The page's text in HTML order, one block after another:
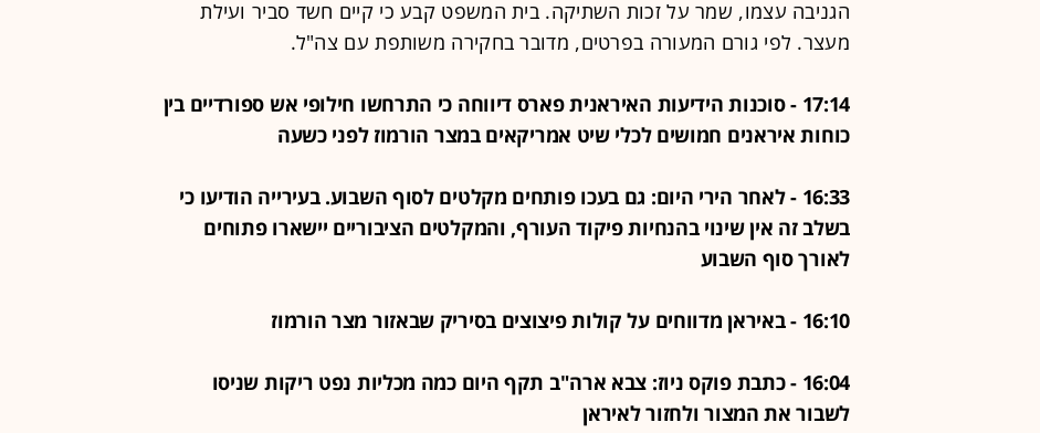
הגניבה עצמו, שמר על זכות השתיקה. בית המשפט קבע כי קיים חשד סביר ועילת
מעצר. לפי גורם המעורה בפרטים, מדובר בחקירה משותפת עם צה"ל.
17:14 - סוכנות הידיעות האיראנית פארס דיווחה כי התרחשו חילופי אש ספורדיים בין
כוחות איראנים חמושים לכלי שיט אמריקאים במצר הורמוז לפני כשעה
16:33 - לאחר הירי היום: גם בעכו פותחים מקלטים לסוף השבוע. בעירייה הודיעו כי
בשלב זה אין שינוי בהנחיות פיקוד העורף, והמקלטים הציבוריים יישארו פתוחים
לאורך סוף השבוע
16:10 - באיראן מדווחים על קולות פיצוצים בסיריק שבאזור מצר הורמוז
16:04 - כתבת פוקס ניוז: צבא ארה"ב תקף היום כמה מכליות נפט ריקות שניסו
לשבור את המצור ולחזור לאיראן